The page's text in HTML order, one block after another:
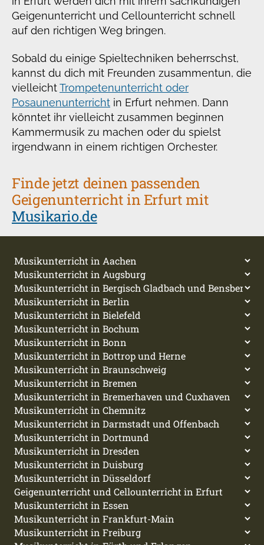
Geigenunterricht und Cellounterricht schnell
auf den richtigen Weg bringen.
Sobald du einige Spieltechniken beherrschst,
kannst du dich mit Freunden zusammentun, die
vielleichtTrompetenunterricht oder
Posaunenunterricht in Erfurt nehmen. Dann
könntet ihr vielleicht zusammen beginnen
Kammermusik zu machen oder du spielst
irgendwann in einem richtigen Orchester.
Finde jetzt deinen passenden
Geigenunterricht in Erfurt mit
Musikario.de